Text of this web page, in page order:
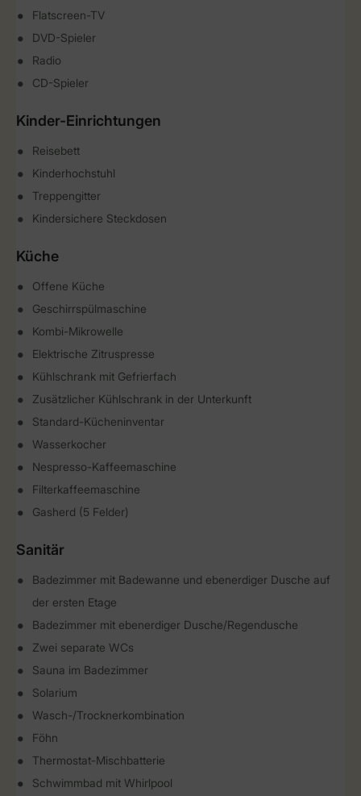
Flatscreen-TV
DVD-Spieler
Radio
CD-Spieler
Kinder-Einrichtungen
Reisebett
Kinderhochstuhl
Treppengitter
Kindersichere Steckdosen
Küche
Offene Küche
Geschirrspülmaschine
Kombi-Mikrowelle
Elektrische Zitruspresse
Kühlschrank mit Gefrierfach
Zusätzlicher Kühlschrank in der Unterkunft
Standard-Kücheninventar
Wasserkocher
Nespresso-Kaffeemaschine
Filterkaffeemaschine
Gasherd (5 Felder)
Sanitär
Badezimmer mit Badewanne und ebenerdiger Dusche auf
der ersten Etage
Badezimmer mit ebenerdiger Dusche/Regendusche
Zwei separate WCs
Sauna im Badezimmer
Solarium
Wasch-/Trocknerkombination
Föhn
Thermostat-Mischbatterie
Schwimmbad mit Whirlpool